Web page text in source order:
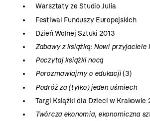
Warsztaty ze Studio Julia
Festiwal Funduszy Europejskich
Dzień Wolnej Sztuki 2013
Zabawy z książką: Nowi przyjaciele
Poczytaj książki nocą
Porozmawiajmy o edukacji(3)
Podróż za (tylko) jeden uśmiech
Targi Książki dla Dzieci w Krakowie
Twórcza ekonomia, ekonomiczna